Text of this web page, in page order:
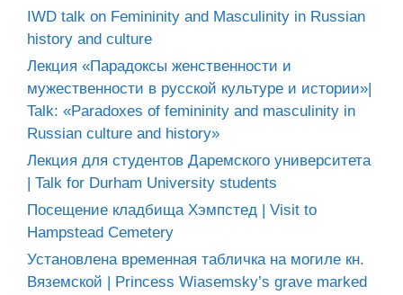
IWD talk on Femininity and Masculinity in Russian
history and culture
Лекция «Парадоксы женственности и
мужественности в русской культуре и истории»|
Talk: «Paradoxes of femininity and masculinity in
Russian culture and history»
Лекция для студентов Даремского университета
| Talk for Durham University students
Посещение кладбища Хэмпстед | Visit to
Hampstead Cemetery
Установлена временная табличка на могиле кн.
Вяземской | Princess Wiasemsky’s grave marked